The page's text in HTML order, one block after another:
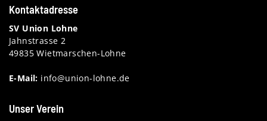
Kontaktadresse
SV Union Lohne
Jahnstrasse 2
49835 Wietmarschen-Lohne
E-Mail: info@union-lohne.de
Unser Verein